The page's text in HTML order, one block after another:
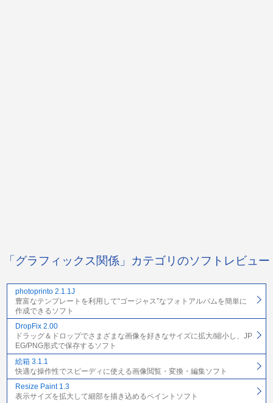
「グラフィックス関係」カテゴリのソフトレビュー
photoprinto 2.1.1J
豊富なテンプレートを利用して“ゴージャス”なフォトアルバムを簡単に
作成できるソフト
DropFix 2.00
ドラッグ＆ドロップでさまざまな画像を好きなサイズに拡大/縮小し、JP
EG/PNG形式で保存するソフト
絵箱 3.1.1
快適な操作性でスピーディに使える画像閲覧・変換・編集ソフト
Resize Paint 1.3
表示サイズを拡大して細部を描き込めるペイントソフト